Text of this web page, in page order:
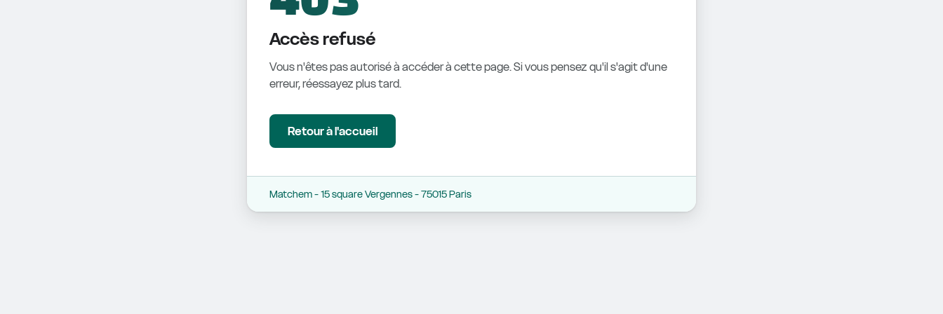
Accès refusé
Vous n'êtes pas autorisé à accéder à cette page. Si vous pensez qu'il s'agit d'une
erreur, réessayez plus tard.
Retour à l'accueil
Matchem - 15 square Vergennes - 75015 Paris